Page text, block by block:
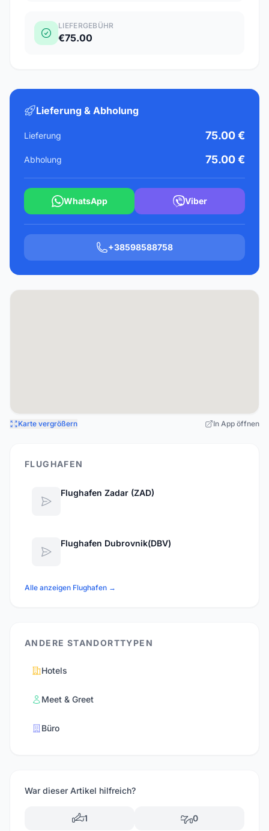
LIEFERGEBÜHR
€75.00
Lieferung & Abholung
Lieferung 75.00 €
Abholung 75.00 €
WhatsApp Viber
+38598588758
Karte vergrößern In App öffnen
FLUGHAFEN
Flughafen Zadar (ZAD)
Flughafen Dubrovnik(DBV)
Alle anzeigen Flughafen →
ANDERE STANDORTTYPEN
Hotels
Meet & Greet
Büro
War dieser Artikel hilfreich?
1 0